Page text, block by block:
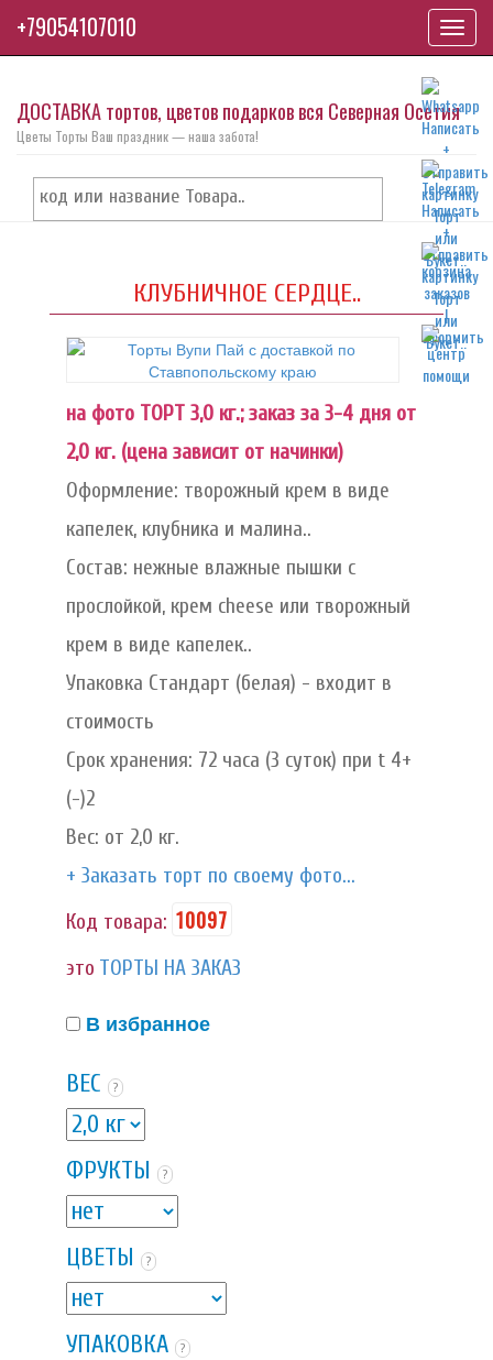
ДОСТАВКА тортов, цветов подарков вся Северная Осетия
Цветы Торты Ваш праздник — наша забота!
КЛУБНИЧНОЕ СЕРДЦЕ..
на фото ТОРТ 3,0 кг.; заказ за 3-4 дня от
2,0 кг. (цена зависит от начинки)
Оформление: творожный крем в виде
капелек, клубника и малина..
Состав: нежные влажные пышки с
прослойкой, крем cheese или творожный
крем в виде капелек..
Упаковка Стандарт (белая) - входит в
стоимость
Срок хранения: 72 часа (3 суток) при t 4+
(-)2
Вес: от 2,0 кг.
+ Заказать торт по своему фото...
Код товара: 10097
это ТОРТЫ НА ЗАКАЗ
В избранное
ВЕС ?
ФРУКТЫ ?
ЦВЕТЫ ?
УПАКОВКА ?
+79054107010